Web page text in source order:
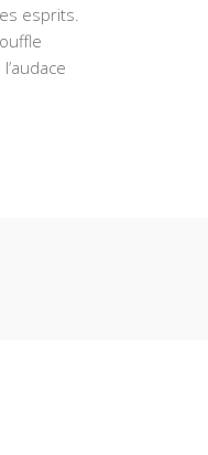
esprits.